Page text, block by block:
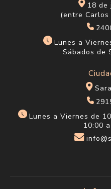
18 de
(entre Carlos
Lunes a
Sábados de
Lunes a Viernes de
10:00